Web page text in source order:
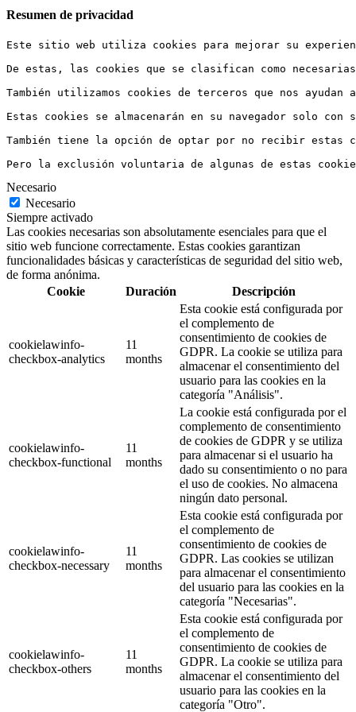
Resumen de privacidad
Este sitio web utiliza cookies para mejorar su
De estas, las cookies que se clasifican como
También utilizamos cookies de terceros que nos
Estas cookies se almacenarán en su navegador solo
También tiene la opción de optar por no recibir estas
Pero la exclusión voluntaria de algunas de estas
Necesario
Necesario
Siempre activado
Las cookies necesarias son absolutamente esenciales para que el
sitio web funcione correctamente. Estas cookies garantizan
funcionalidades básicas y características de seguridad del sitio web,
de forma anónima.
Cookie
Duración Descripción
cookielawinfo-
checkbox-analytics
11
months
Esta cookie está configurada por
el complemento de
consentimiento de cookies de
GDPR. La cookie se utiliza para
almacenar el consentimiento del
usuario para las cookies en la
categoría "Análisis".
cookielawinfo-
checkbox-functional
11
months
La cookie está configurada por el
complemento de consentimiento
de cookies de GDPR y se utiliza
para almacenar si el usuario ha
dado su consentimiento o no para
el uso de cookies. No almacena
ningún dato personal.
cookielawinfo-
checkbox-necessary
11
months
Esta cookie está configurada por
el complemento de
consentimiento de cookies de
GDPR. Las cookies se utilizan
para almacenar el consentimiento
del usuario para las cookies en la
categoría "Necesarias".
cookielawinfo-
checkbox-others
11
months
Esta cookie está configurada por
el complemento de
consentimiento de cookies de
GDPR. La cookie se utiliza para
almacenar el consentimiento del
usuario para las cookies en la
categoría "Otro".